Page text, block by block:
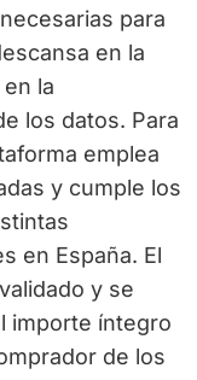
para
en la
la
los datos. Para
emplea
y cumple los
en España. El
y se
importe íntegro
de los